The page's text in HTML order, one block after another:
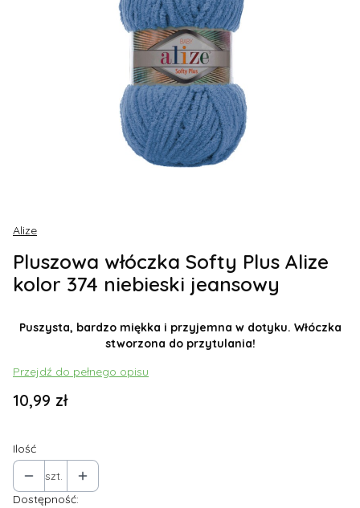
Alize
Pluszowa włóczka Softy Plus Alize
kolor 374 niebieski jeansowy
Puszysta, bardzo miękka i przyjemna w dotyku. Włóczka
stworzona do przytulania!
Przejdź do pełnego opisu
Cena
10,99 zł
Ilość
szt.
Dostępność: